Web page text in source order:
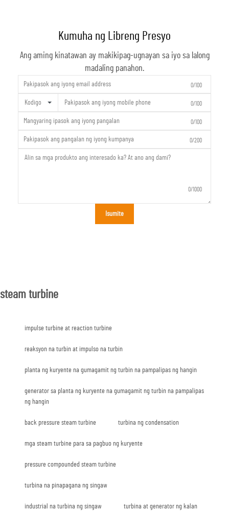
Kumuha ng Libreng Presyo
Ang aming kinatawan ay makikipag-ugnayan sa iyo sa lalong
madaling panahon.
0/100
Kodigo 0/100
0/100
0/200
0/1000
Isumite
steam turbine
impulse turbine at reaction turbine
reaksyon na turbin at impulso na turbin
planta ng kuryente na gumagamit ng turbin na pampalipas ng hangin
generator sa planta ng kuryente na gumagamit ng turbin na pampalipas
ng hangin
back pressure steam turbine turbina ng condensation
mga steam turbine para sa pagbuo ng kuryente
pressure compounded steam turbine
turbina na pinapagana ng singaw
industrial na turbina ng singaw turbina at generator ng kalan